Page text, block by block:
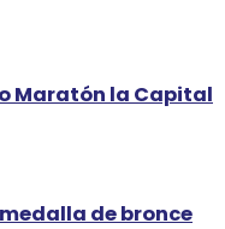
Maratón la Capital
de bronce